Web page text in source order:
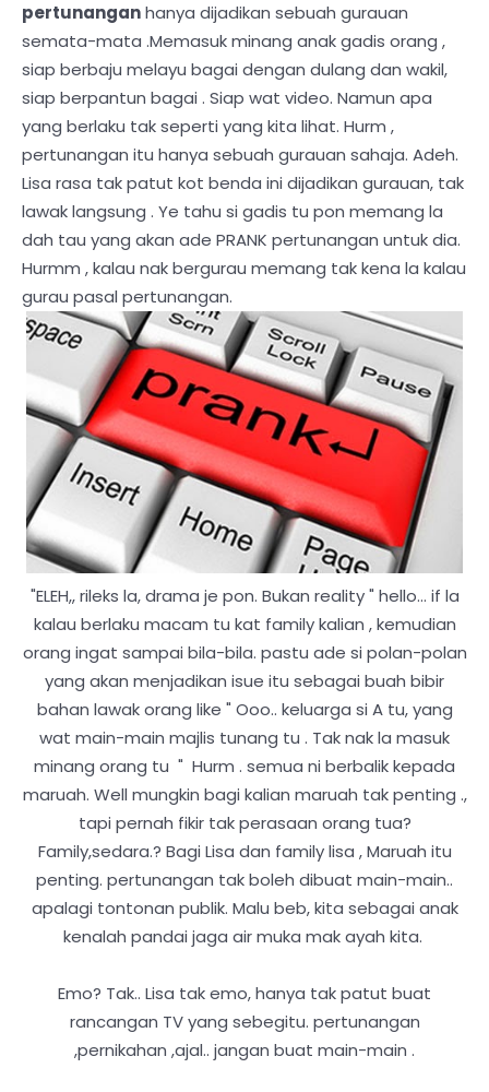
pertunanganhanya dijadikan sebuah gurauan
semata-mata .Memasuk minang anak gadis orang ,
siap berbaju melayu bagai dengan dulang dan wakil,
siap berpantun bagai . Siap wat video. Namun apa
yang berlaku tak seperti yang kita lihat. Hurm ,
pertunangan itu hanya sebuah gurauan sahaja. Adeh.
Lisa rasa tak patut kot benda ini dijadikan gurauan, tak
lawak langsung . Ye tahu si gadis tu pon memang la
dah tau yang akan ade PRANK pertunangan untuk dia.
Hurmm , kalau nak bergurau memang tak kena la kalau
gurau pasal pertunangan.
"ELEH,, rileks la, drama je pon. Bukan reality " hello... if la
kalau berlaku macam tu kat family kalian , kemudian
orang ingat sampai bila-bila. pastu ade si polan-polan
yang akan menjadikan isue itu sebagai buah bibir
bahan lawak orang like " Ooo.. keluarga si A tu, yang
wat main-main majlis tunang tu . Tak nak la masuk
minang orang tu " Hurm . semua ni berbalik kepada
maruah. Well mungkin bagi kalian maruah tak penting .,
tapi pernah fikir tak perasaan orang tua?
Family,sedara.? Bagi Lisa dan family lisa , Maruah itu
penting. pertunangan tak boleh dibuat main-main..
apalagi tontonan publik. Malu beb, kita sebagai anak
kenalah pandai jaga air muka mak ayah kita.
Emo? Tak.. Lisa tak emo, hanya tak patut buat
rancangan TV yang sebegitu. pertunangan
,pernikahan ,ajal.. jangan buat main-main .